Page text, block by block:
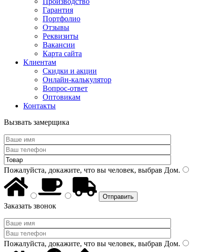
Гарантия
Портфолио
Отзывы
Реквизиты
Вакансии
Карта сайта
Клиентам
Скидки и акции
Онлайн-калькулятор
Вопрос-ответ
Оптовикам
Контакты
Вызвать замерщика
Пожалуйста, докажите, что вы человек, выбрав Дом.
Заказать звонок
Пожалуйста, докажите, что вы человек, выбрав Дом.